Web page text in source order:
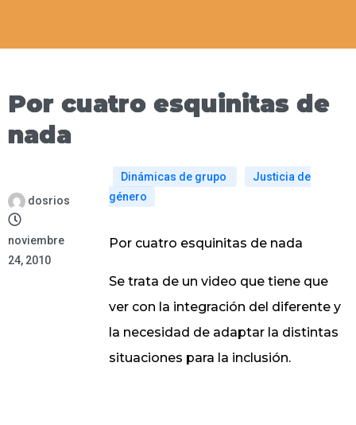
Por cuatro esquinitas de
nada
dosrios
noviembre
24, 2010
Dinámicas de grupo
Justicia de
género
Por cuatro esquinitas de nada
Se trata de un video que tiene que
ver con la integración del diferente y
la necesidad de adaptar la distintas
situaciones para la inclusión.